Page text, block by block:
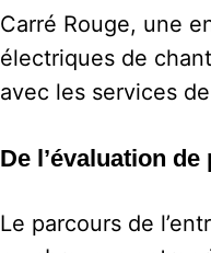
Carré Rouge, une
électriques de
avec les services
De l’évaluation
Le parcours de